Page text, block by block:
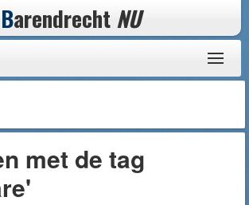
Barendrecht NU
met de tag